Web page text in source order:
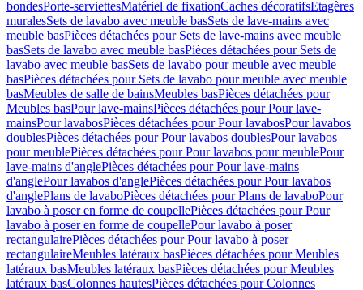
bondesPorte-serviettesMatériel de fixationCaches décoratifsEtagères
muralesSets de lavabo avec meuble basSets de lave-mains avec
meuble basPièces détachées pour Sets de lave-mains avec meuble
basSets de lavabo avec meuble basPièces détachées pour Sets de
lavabo avec meuble basSets de lavabo pour meuble avec meuble
basPièces détachées pour Sets de lavabo pour meuble avec meuble
basMeubles de salle de bainsMeubles basPièces détachées pour
Meubles basPour lave-mainsPièces détachées pour Pour lave-
mainsPour lavabosPièces détachées pour Pour lavabosPour lavabos
doublesPièces détachées pour Pour lavabos doublesPour lavabos
pour meublePièces détachées pour Pour lavabos pour meublePour
lave-mains d'anglePièces détachées pour Pour lave-mains
d'anglePour lavabos d'anglePièces détachées pour Pour lavabos
d'anglePlans de lavaboPièces détachées pour Plans de lavaboPour
lavabo à poser en forme de coupellePièces détachées pour Pour
lavabo à poser en forme de coupellePour lavabo à poser
rectangulairePièces détachées pour Pour lavabo à poser
rectangulaireMeubles latéraux basPièces détachées pour Meubles
latéraux basMeubles latéraux basPièces détachées pour Meubles
latéraux basColonnes hautesPièces détachées pour Colonnes